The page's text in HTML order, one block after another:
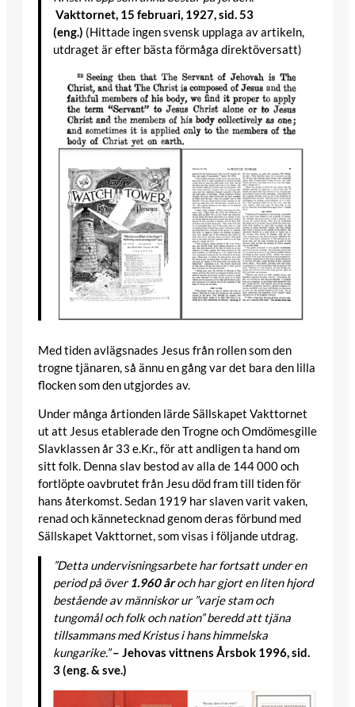
Vakttornet, 15 februari, 1927, sid. 53
(eng.) (Hittade ingen svensk upplaga av artikeln,
utdraget är efter bästa förmåga direktöversatt)
Med tiden avlägsnades Jesus från rollen som den
trogne tjänaren, så ännu en gång var det bara den lilla
flocken som den utgjordes av.
Under många årtionden lärde Sällskapet Vakttornet
ut att Jesus etablerade den Trogne och Omdömesgille
Slavklassen år 33 e.Kr., för att andligen ta hand om
sitt folk. Denna slav bestod av alla de 144 000 och
fortlöpte oavbrutet från Jesu död fram till tiden för
hans återkomst. Sedan 1919 har slaven varit vaken,
renad och kännetecknad genom deras förbund med
Sällskapet Vakttornet, som visas i följande utdrag.
”Detta undervisningsarbete har fortsatt under en
period på över1.960 åroch har gjort en liten hjord
bestående av människor ur ”varje stam och
tungomål och folk och nation” beredd att tjäna
tillsammans med Kristus i hans himmelska
kungarike.”– Jehovas vittnens Årsbok 1996, sid.
3 (eng. & sve.)